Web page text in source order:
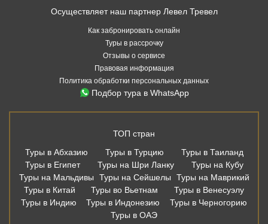
Осуществляет наш партнер Левел Тревел
Как забронировать онлайн
Туры в рассрочку
Отзывы о сервисе
Правовая информация
Политика обработки персональных данных
Подбор тура в WhatsApp
ТОП стран
Туры в Абхазию
Туры в Турцию
Туры в Таиланд
Туры в Египет
Туры на Шри Ланку
Туры на Кубу
Туры на Мальдивы
Туры на Сейшелы
Туры на Маврикий
Туры в Китай
Туры во Вьетнам
Туры в Венесуэлу
Туры в Индию
Туры в Индонезию
Туры в Черногорию
Туры в ОАЭ